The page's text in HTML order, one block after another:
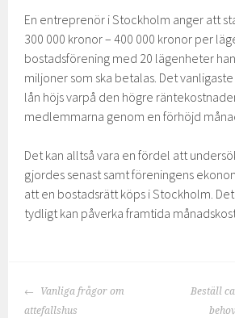
En entreprenör i Stockholm anger att
300 000 kronor – 400 000 kronor per
bostadsförening med 20 lägenheter
miljoner som ska betalas. Det
lån höjs varpå den högre
medlemmarna genom en förhöjd
Det kan alltså vara en fördel att
gjordes senast samt föreningens
att en bostadsrätt köps i Stockholm.
tydligt kan påverka framtida
INLÄGGSNAVIGERING
Vanliga frågor om
attefallshus
Beställ